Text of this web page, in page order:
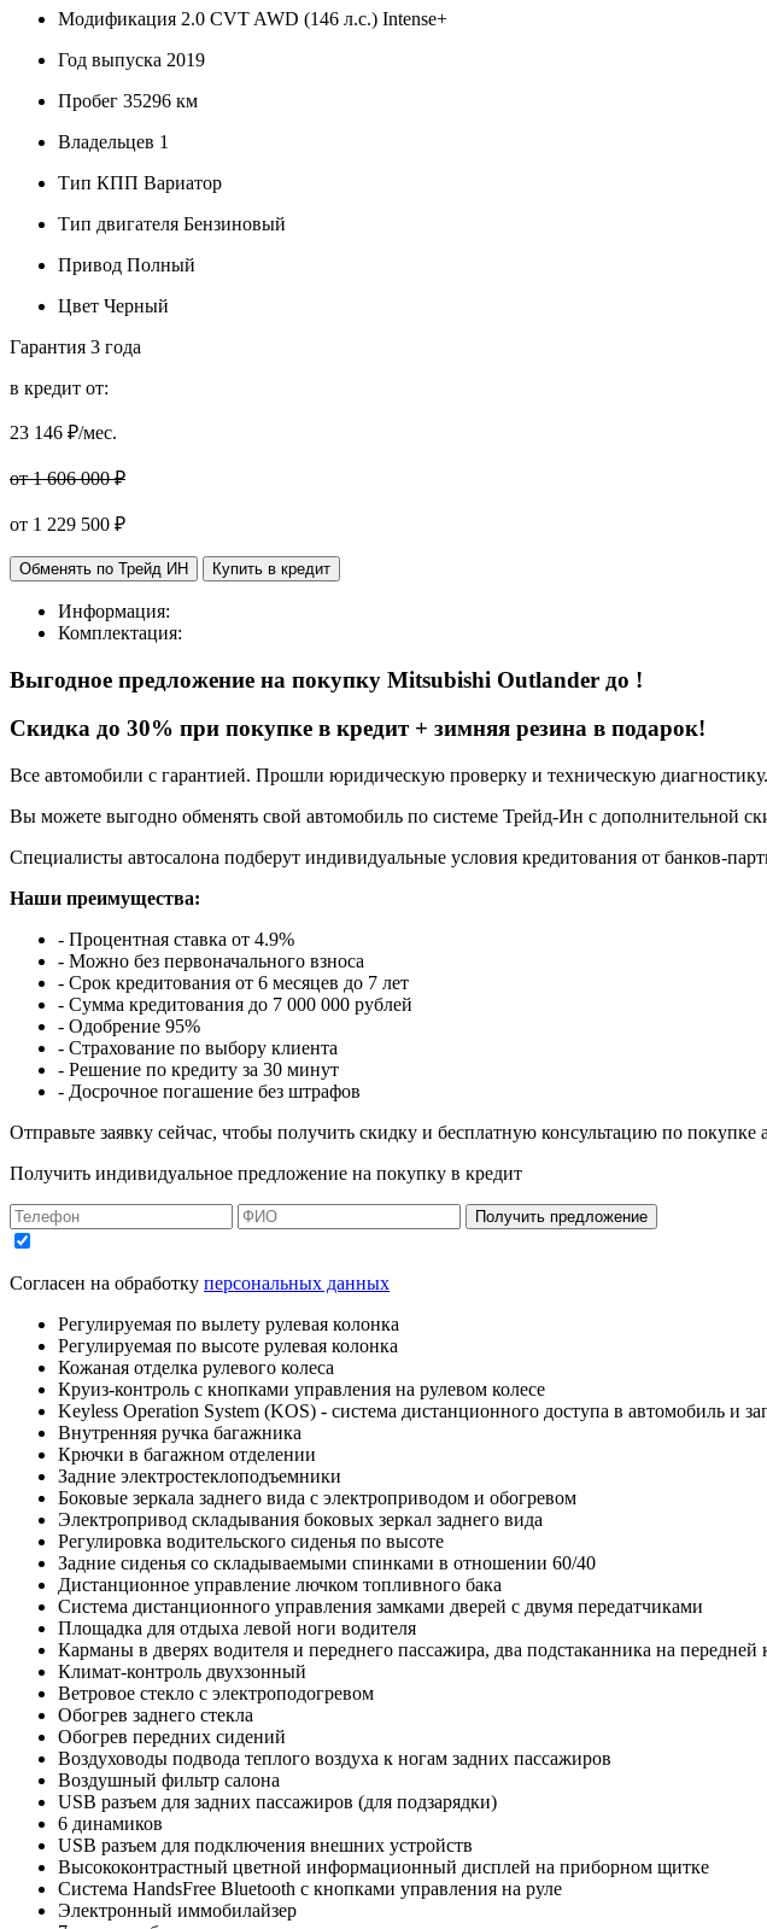
Модификация 2.0 CVT AWD (146 л.с.) Intense+
Год выпуска 2019
Пробег 35296 км
Владельцев 1
Тип КПП Вариатор
Тип двигателя Бензиновый
Привод Полный
Цвет Черный
Гарантия 3 года
в кредит от:
23 146 ₽/мес.
от 1 606 000 ₽
от 1 229 500 ₽
Обменять по Трейд ИН Купить в кредит
Информация:
Комплектация:
Выгодное предложение на покупку Mitsubishi Outlander до !
Cкидка до 30% при покупке в кредит + зимняя резина в подарок!
Все автомобили с гарантией. Прошли юридическую проверку и техническую диагностику.
Вы можете выгодно обменять свой автомобиль по системе Трейд-Ин с дополнительной
Специалисты автосалона подберут индивидуальные условия кредитования от банков-
Наши преимущества:
- Процентная ставка от 4.9%
- Можно без первоначального взноса
- Срок кредитования от 6 месяцев до 7 лет
- Сумма кредитования до 7 000 000 рублей
- Одобрение 95%
- Страхование по выбору клиента
- Решение по кредиту за 30 минут
- Досрочное погашение без штрафов
Отправьте заявку сейчас, чтобы получить скидку и бесплатную консультацию по
Получить индивидуальное предложение на покупку в кредит
Получить предложение
Согласен на обработку персональных данных
Регулируемая по вылету рулевая колонка
Регулируемая по высоте рулевая колонка
Кожаная отделка рулевого колеса
Круиз-контроль с кнопками управления на рулевом колесе
Keyless Operation System (KOS) - cистема дистанционного доступа в автомобиль и
Внутренняя ручка багажника
Крючки в багажном отделении
Задние электростеклоподъемники
Боковые зеркала заднего вида с электроприводом и обогревом
Электропривод складывания боковых зеркал заднего вида
Регулировка водительского сиденья по высоте
Задние сиденья со складываемыми спинками в отношении 60/40
Дистанционное управление лючком топливного бака
Cистема дистанционного управления замками дверей с двумя передатчиками
Площадка для отдыха левой ноги водителя
Карманы в дверях водителя и переднего пассажира, два подстаканника на передней
Климат-контроль двухзонный
Ветровое стекло с электроподогревом
Обогрев заднего стекла
Обогрев передних сидений
Воздуховоды подвода теплого воздуха к ногам задних пассажиров
Воздушный фильтр салона
USB разъем для задних пассажиров (для подзарядки)
6 динамиков
USB разъем для подключения внешних устройств
Высококонтрастный цветной информационный дисплей на приборном щитке
Система HandsFree Bluetooth с кнопками управления на руле
Электронный иммобилайзер